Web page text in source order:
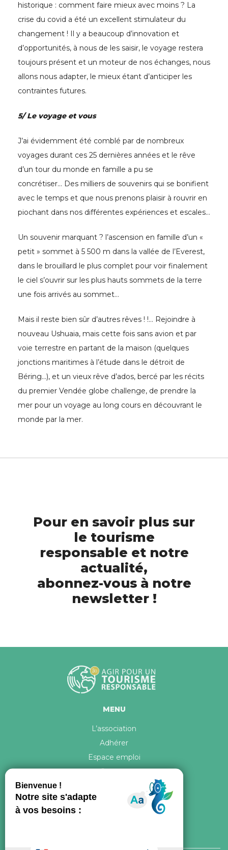
historique : comment faire mieux avec moins ? La
crise du covid a été un excellent stimulateur du
changement ! Il y a beaucoup d’innovation et
d’opportunités, à nous de les saisir, le voyage restera
toujours présent et un moteur de nos échanges, nous
allons nous adapter, le mieux étant d’anticiper les
contraintes futures.
5/ Levoyage et vous
J’ai évidemment été comblé par de nombreux
voyages durant ces 25 dernières années et le rêve
d’un tour du monde en famille a pu se
concrétiser… Des milliers de souvenirs qui se bonifient
avec le temps et que nous prenons plaisir à rouvrir en
piochant dans nos différentes expériences et escales…
Un souvenir marquant ? l’ascension en famille d’un «
petit » sommet à 5 500 m dans la vallée de l’Everest,
dans le brouillard le plus complet pour voir finalement
le ciel s’ouvrir sur les plus hauts sommets de la terre
une fois arrivés au sommet…
Mais il reste bien sûr d’autres rêves ! !… Rejoindre à
nouveau Ushuaia, mais cette fois sans avion et par
voie terrestre en partant de la maison (quelques
jonctions maritimes à l’étude dans le détroit de
Béring…), et un vieux rêve d’ados, bercé par les récits
du premier Vendée globe challenge, de prendre la
mer pour un voyage au long cours en découvrant le
monde par la mer.
Pour en savoir plus sur
le tourisme
responsable et notre
actualité,
abonnez-vous à notre
newsletter !
MENU
L’association
Adhérer
Espace emploi
Contact